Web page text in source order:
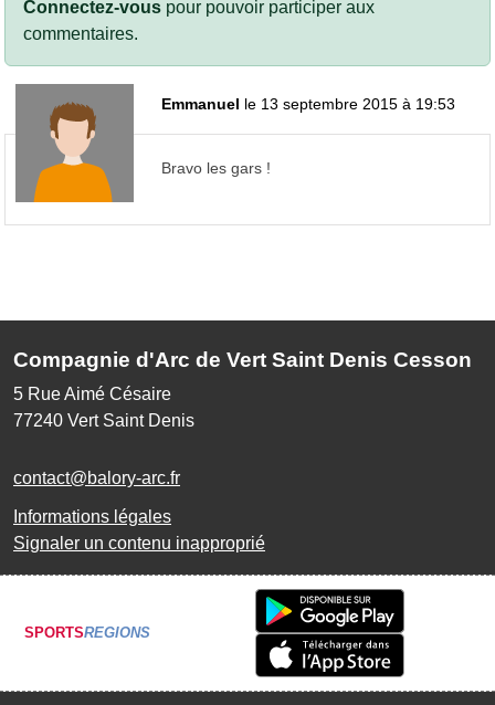
Connectez-vous pour pouvoir participer aux
commentaires.
Emmanuel le 13 septembre 2015 à 19:53
Bravo les gars !
Compagnie d'Arc de Vert Saint Denis Cesson
5 Rue Aimé Césaire
77240 Vert Saint Denis
contact@balory-arc.fr
Informations légales
Signaler un contenu inapproprié
SPORTSREGIONS